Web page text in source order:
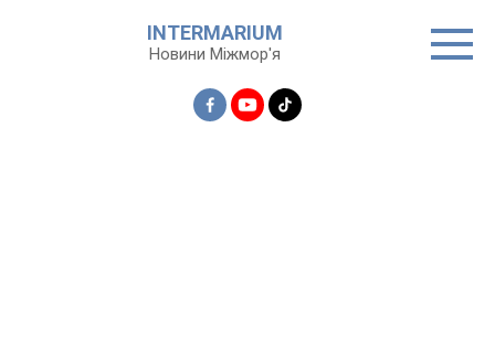
INTERMARIUM
Новини Міжмор'я